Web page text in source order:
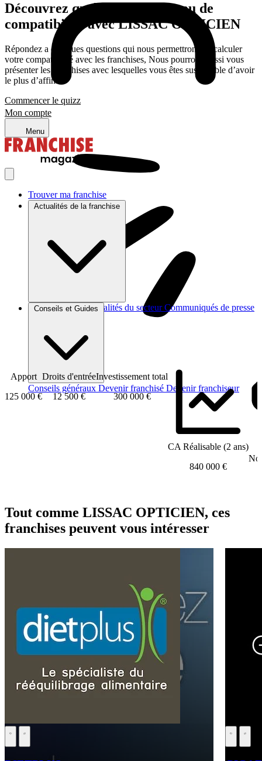
Mon compte
Menu
Trouver ma franchise
Actualités de la franchise
Brèves et actus Actualités du secteur Communiqués de presse
Conseils et Guides
Conseils généraux Devenir franchisé Devenir franchiseur
Découvrez quel est votre niveau de
compatibilité avec LISSAC OPTICIEN
Répondez a quelques questions qui nous permettrons de calculer
votre compatibilité avec les franchises, Nous pourrons aussi vous
présenter les franchises avec lesquelles vous êtes susceptible d’avoir
le plus d’affinité
Commencer le quizz
Apport
125 000 €
Droits d'entrée
12 500 €
Investissement total
300 000 €
CA Réalisable (2 ans)
840 000 €
Tout comme LISSAC OPTICIEN, ces
franchises peuvent vous intéresser